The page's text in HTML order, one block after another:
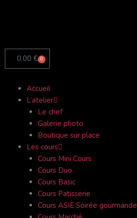
0,00 € 0
Panier
Accueil
L’atelier
Le chef
Galerie photo
Boutique sur place
Les cours
Cours Mini Cours
Cours Duo
Cours Basic
Cours Patisserie
Cours ASIE Soirée gourmande